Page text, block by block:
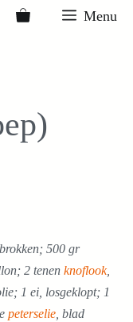
Menu
500 gr
2 tenen knoflook,
1 ei, losgeklopt; 1
peterselie, blad